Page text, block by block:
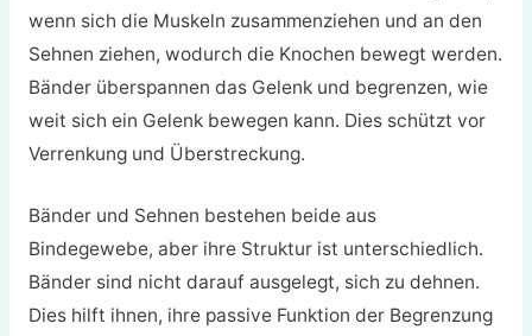
wenn sich die Muskeln zusammenziehen und an den
Sehnen ziehen, wodurch die Knochen bewegt werden.
Bänder überspannen das Gelenk und begrenzen, wie
weit sich ein Gelenk bewegen kann. Dies schützt vor
Verrenkung und Überstreckung.
Bänder und Sehnen bestehen beide aus
Bindegewebe, aber ihre Struktur ist unterschiedlich.
Bänder sind nicht darauf ausgelegt, sich zu dehnen.
Dies hilft ihnen, ihre passive Funktion der Begrenzung